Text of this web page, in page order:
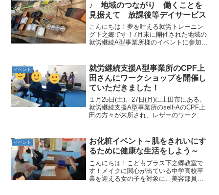
♪ 地域のつながり 働くことを
見据えて 放課後等デイサービス
こんにちは！夢を叶える就労トレーニン
グ下之郷です！7月末に開催された地域の
就労継続A型事業所様のイベントに参加し
は体験としてレザートレイつくりを体験
させてもらいました...
イベント
就労継続支援A型事業所のCPF上
田さんにワークショップを開催し
ていただきました！
１月25日(土)、27日(月)に上田市にある、
就労継続支援A型事業所のself-AのCPF上
田の方々が来所され、レザーのワークシ
事業所の説明をしていただきました！セ
ルフ...
イベント
お化粧イベント～肌をきれいにす
るために健康な生活をしよう～
こんにちは！こどもプラス下之郷教室で
す！メイクに関心が出ている中学高校卒
業を迎える女の子を対象に、美容部員さ